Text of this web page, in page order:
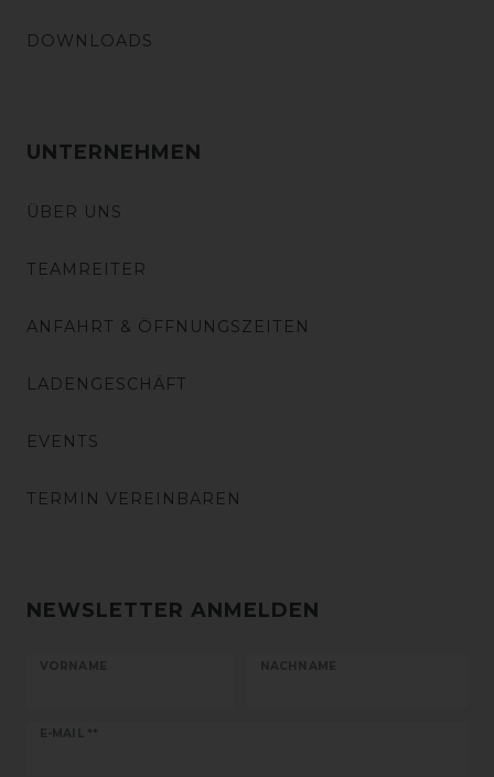
DOWNLOADS
UNTERNEHMEN
ÜBER UNS
TEAMREITER
ANFAHRT & ÖFFNUNGSZEITEN
LADENGESCHÄFT
EVENTS
TERMIN VEREINBAREN
NEWSLETTER ANMELDEN
VORNAME NACHNAME
E-MAIL **
Newsletter